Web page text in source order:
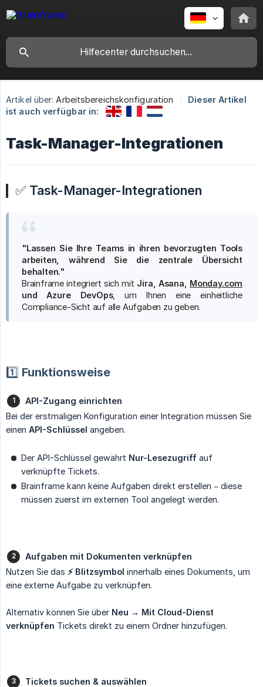
Artikel über: Arbeitsbereichskonfiguration
Dieser Artikel
ist auch verfügbar in:
Task-Manager-Integrationen
✅ Task-Manager-Integrationen
"Lassen Sie Ihre Teams in ihren bevorzugten Tools
arbeiten, während Sie die zentrale Übersicht
behalten."
Brainframe integriert sich mit Jira, Asana, Monday.com
und Azure DevOps, um Ihnen eine einheitliche
Compliance-Sicht auf alle Aufgaben zu geben.
1️⃣ Funktionsweise
API-Zugang einrichten
Bei der erstmaligen Konfiguration einer Integration müssen Sie
einen API-Schlüssel angeben.
Der API-Schlüssel gewährt Nur-Lesezugriff auf
verknüpfte Tickets.
Brainframe kann keine Aufgaben direkt erstellen – diese
müssen zuerst im externen Tool angelegt werden.
Aufgaben mit Dokumenten verknüpfen
Nutzen Sie das ⚡ Blitzsymbol innerhalb eines Dokuments, um
eine externe Aufgabe zu verknüpfen.
Alternativ können Sie über Neu → Mit Cloud-Dienst
verknüpfen Tickets direkt zu einem Ordner hinzufügen.
Tickets suchen & auswählen